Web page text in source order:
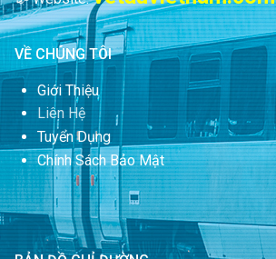
VỀ CHÚNG TÔI
Giới Thiệu
Liên Hệ
Tuyển Dụng
Chính Sách Bảo Mật